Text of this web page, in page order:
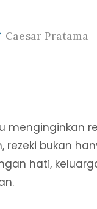
Caesar Pratama
menginginkan
rezeki bukan
hati,